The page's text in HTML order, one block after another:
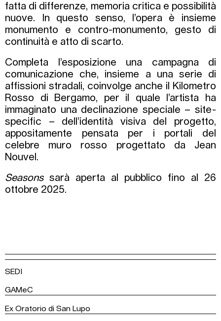
fatta di differenze, memoria critica e possibilità
nuove. In questo senso, l’opera è insieme
monumento e contro-monumento, gesto di
continuità e atto di scarto.
Completa l’esposizione una campagna di
comunicazione che, insieme a una serie di
affissioni stradali, coinvolge anche il Kilometro
Rosso di Bergamo, per il quale l’artista ha
immaginato una declinazione speciale – site-
specific – dell’identità visiva del progetto,
appositamente pensata per i portali del
celebre muro rosso progettato da Jean
Nouvel.
Seasons sarà aperta al pubblico fino al 26
ottobre 2025.
SEDI
GAMeC
Ex Oratorio di San Lupo